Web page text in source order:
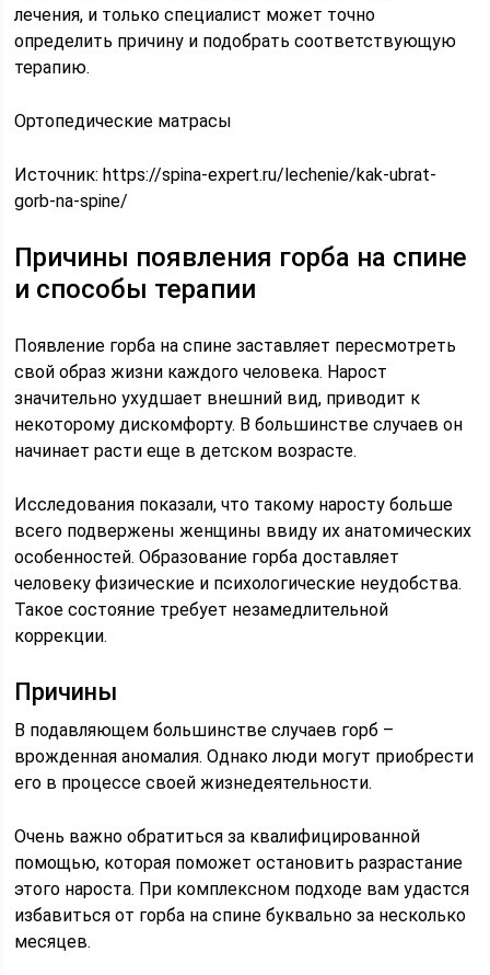
лечения, и только специалист может точно
определить причину и подобрать соответствующую
терапию.
Ортопедические матрасы
Источник:https://spina-expert.ru/lechenie/kak-ubrat-
gorb-na-spine/
Причины появления горба на спине
и способы терапии
Появление горба на спине заставляет пересмотреть
свой образ жизни каждого человека. Нарост
значительно ухудшает внешний вид, приводит к
некоторому дискомфорту. В большинстве случаев он
начинает расти еще в детском возрасте.
Исследования показали, что такому наросту больше
всего подвержены женщины ввиду их анатомических
особенностей. Образование горба доставляет
человеку физические и психологические неудобства.
Такое состояние требует незамедлительной
коррекции.
Причины
В подавляющем большинстве случаев горб –
врожденная аномалия. Однако люди могут приобрести
его в процессе своей жизнедеятельности.
Очень важно обратиться за квалифицированной
помощью, которая поможет остановить разрастание
этого нароста. При комплексном подходе вам удастся
избавиться от горба на спине буквально за несколько
месяцев.